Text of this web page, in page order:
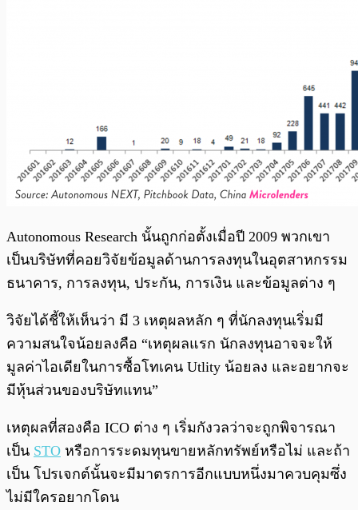
Autonomous Research นั้นถูกก่อตั้งเมื่อปี 2009 พวกเขา
เป็นบริษัทที่คอยวิจัยข้อมูลด้านการลงทุนในอุตสาหกรรม
ธนาคาร, การลงทุน, ประกัน, การเงิน และข้อมูลต่าง ๆ
วิจัยได้ชี้ให้เห็นว่า มี 3 เหตุผลหลัก ๆ ที่นักลงทุนเริ่มมี
ความสนใจน้อยลงคือ “เหตุผลแรก นักลงทุนอาจจะให้
มูลค่าไอเดียในการซื้อโทเคน Utlity น้อยลง และอยากจะ
มีหุ้นส่วนของบริษัทแทน”
เหตุผลที่สองคือ ICO ต่าง ๆ เริ่มกังวลว่าจะถูกพิจารณา
เป็น STO หรือการระดมทุนขายหลักทรัพย์หรือไม่ และถ้า
เป็น โปรเจกต์นั้นจะมีมาตรการอีกแบบหนึ่งมาควบคุมซึ่ง
ไม่มีใครอยากโดน